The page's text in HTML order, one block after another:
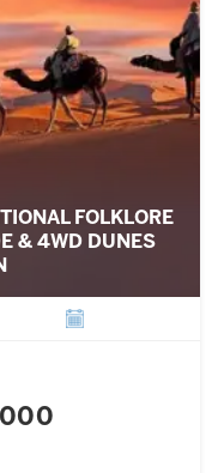
FOLKLORE
& 4WD DUNES